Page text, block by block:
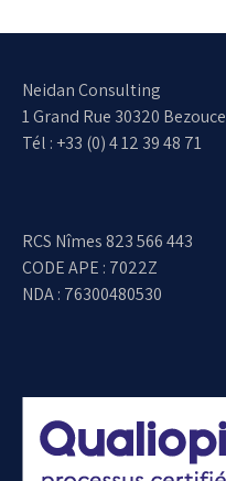
Neidan Consulting
1 Grand Rue 30320 Bezouce
Tél : +33 (0) 4 12 39 48 71
RCS Nîmes 823 566 443
CODE APE : 7022Z
NDA : 76300480530